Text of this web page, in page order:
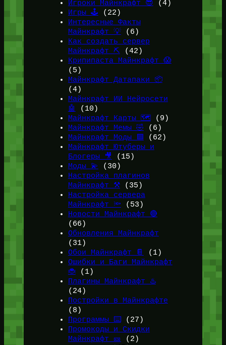
Игроки Майнкрафт 😎 (4)
Игры 🕹️ (22)
Интересные Факты
Майнкрафт 💡(6)
Как создать сервер
Майнкрафт ⛏️ (42)
Крипипаста Майнкрафт 😱
(5)
Майнкрафт Датапаки 📦
(4)
Майнкрафт ИИ Нейросети
🤖
(10)
Майнкрафт Карты 🗺️(9)
Майнкрафт Мемы 🤣 (6)
Майнкрафт Моды 🟩 (62)
Майнкрафт Ютуберы и
Блогеры 🎥
(15)
Моды 💫
(30)
Настройка плагинов
Майнкрафт ⚒️(35)
Настройка сервера
Майнкрафт 🔦 (53)
Новости Майнкрафт 🔴
(66)
Обновления Майнкрафт
(31)
Обои Майнкрафт 📔
(1)
Ошибки и Баги Майнкрафт
🐞(1)
Плагины Майнкрафт ♨️
(24)
Постройки в Майнкрафте
(8)
Программы ⌨️(27)
Промокоды и Скидки
Майнкрафт 🎫
(2)